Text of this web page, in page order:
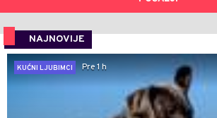
NAJNOVIJE
KUĆNI LJUBIMCI
Pre 1 h